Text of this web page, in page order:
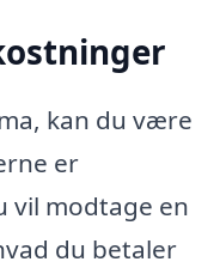
kan du være
er
vil modtage en
du betaler